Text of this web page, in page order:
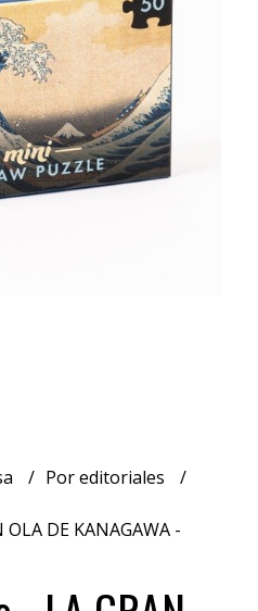
Por editoriales
DE KANAGAWA -